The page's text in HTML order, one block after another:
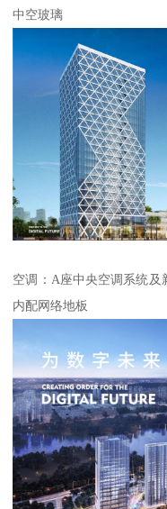
中空玻璃
空调：A座中央空调系统
内配网络地板